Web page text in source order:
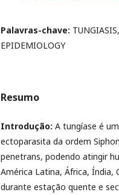
Palavras-chave:
EPIDEMIOLOGY
Resumo
Introdução: A tungíase é
ectoparasita da ordem
penetrans, podendo atingir
América Latina, África, Índia,
durante estação quente e